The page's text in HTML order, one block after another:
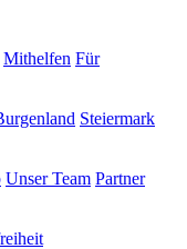
Mithelfen Für
Steiermark
Unser Team Partner